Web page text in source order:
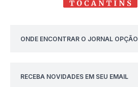
ONDE ENCONTRAR O JORNAL OPÇÃO
RECEBA NOVIDADES EM SEU EMAIL